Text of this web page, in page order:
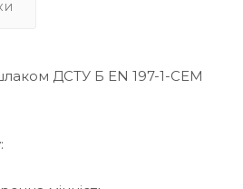
ДСТУ Б EN 197-1-CEM